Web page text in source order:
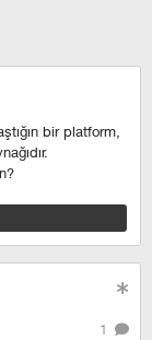
bir platform,
1